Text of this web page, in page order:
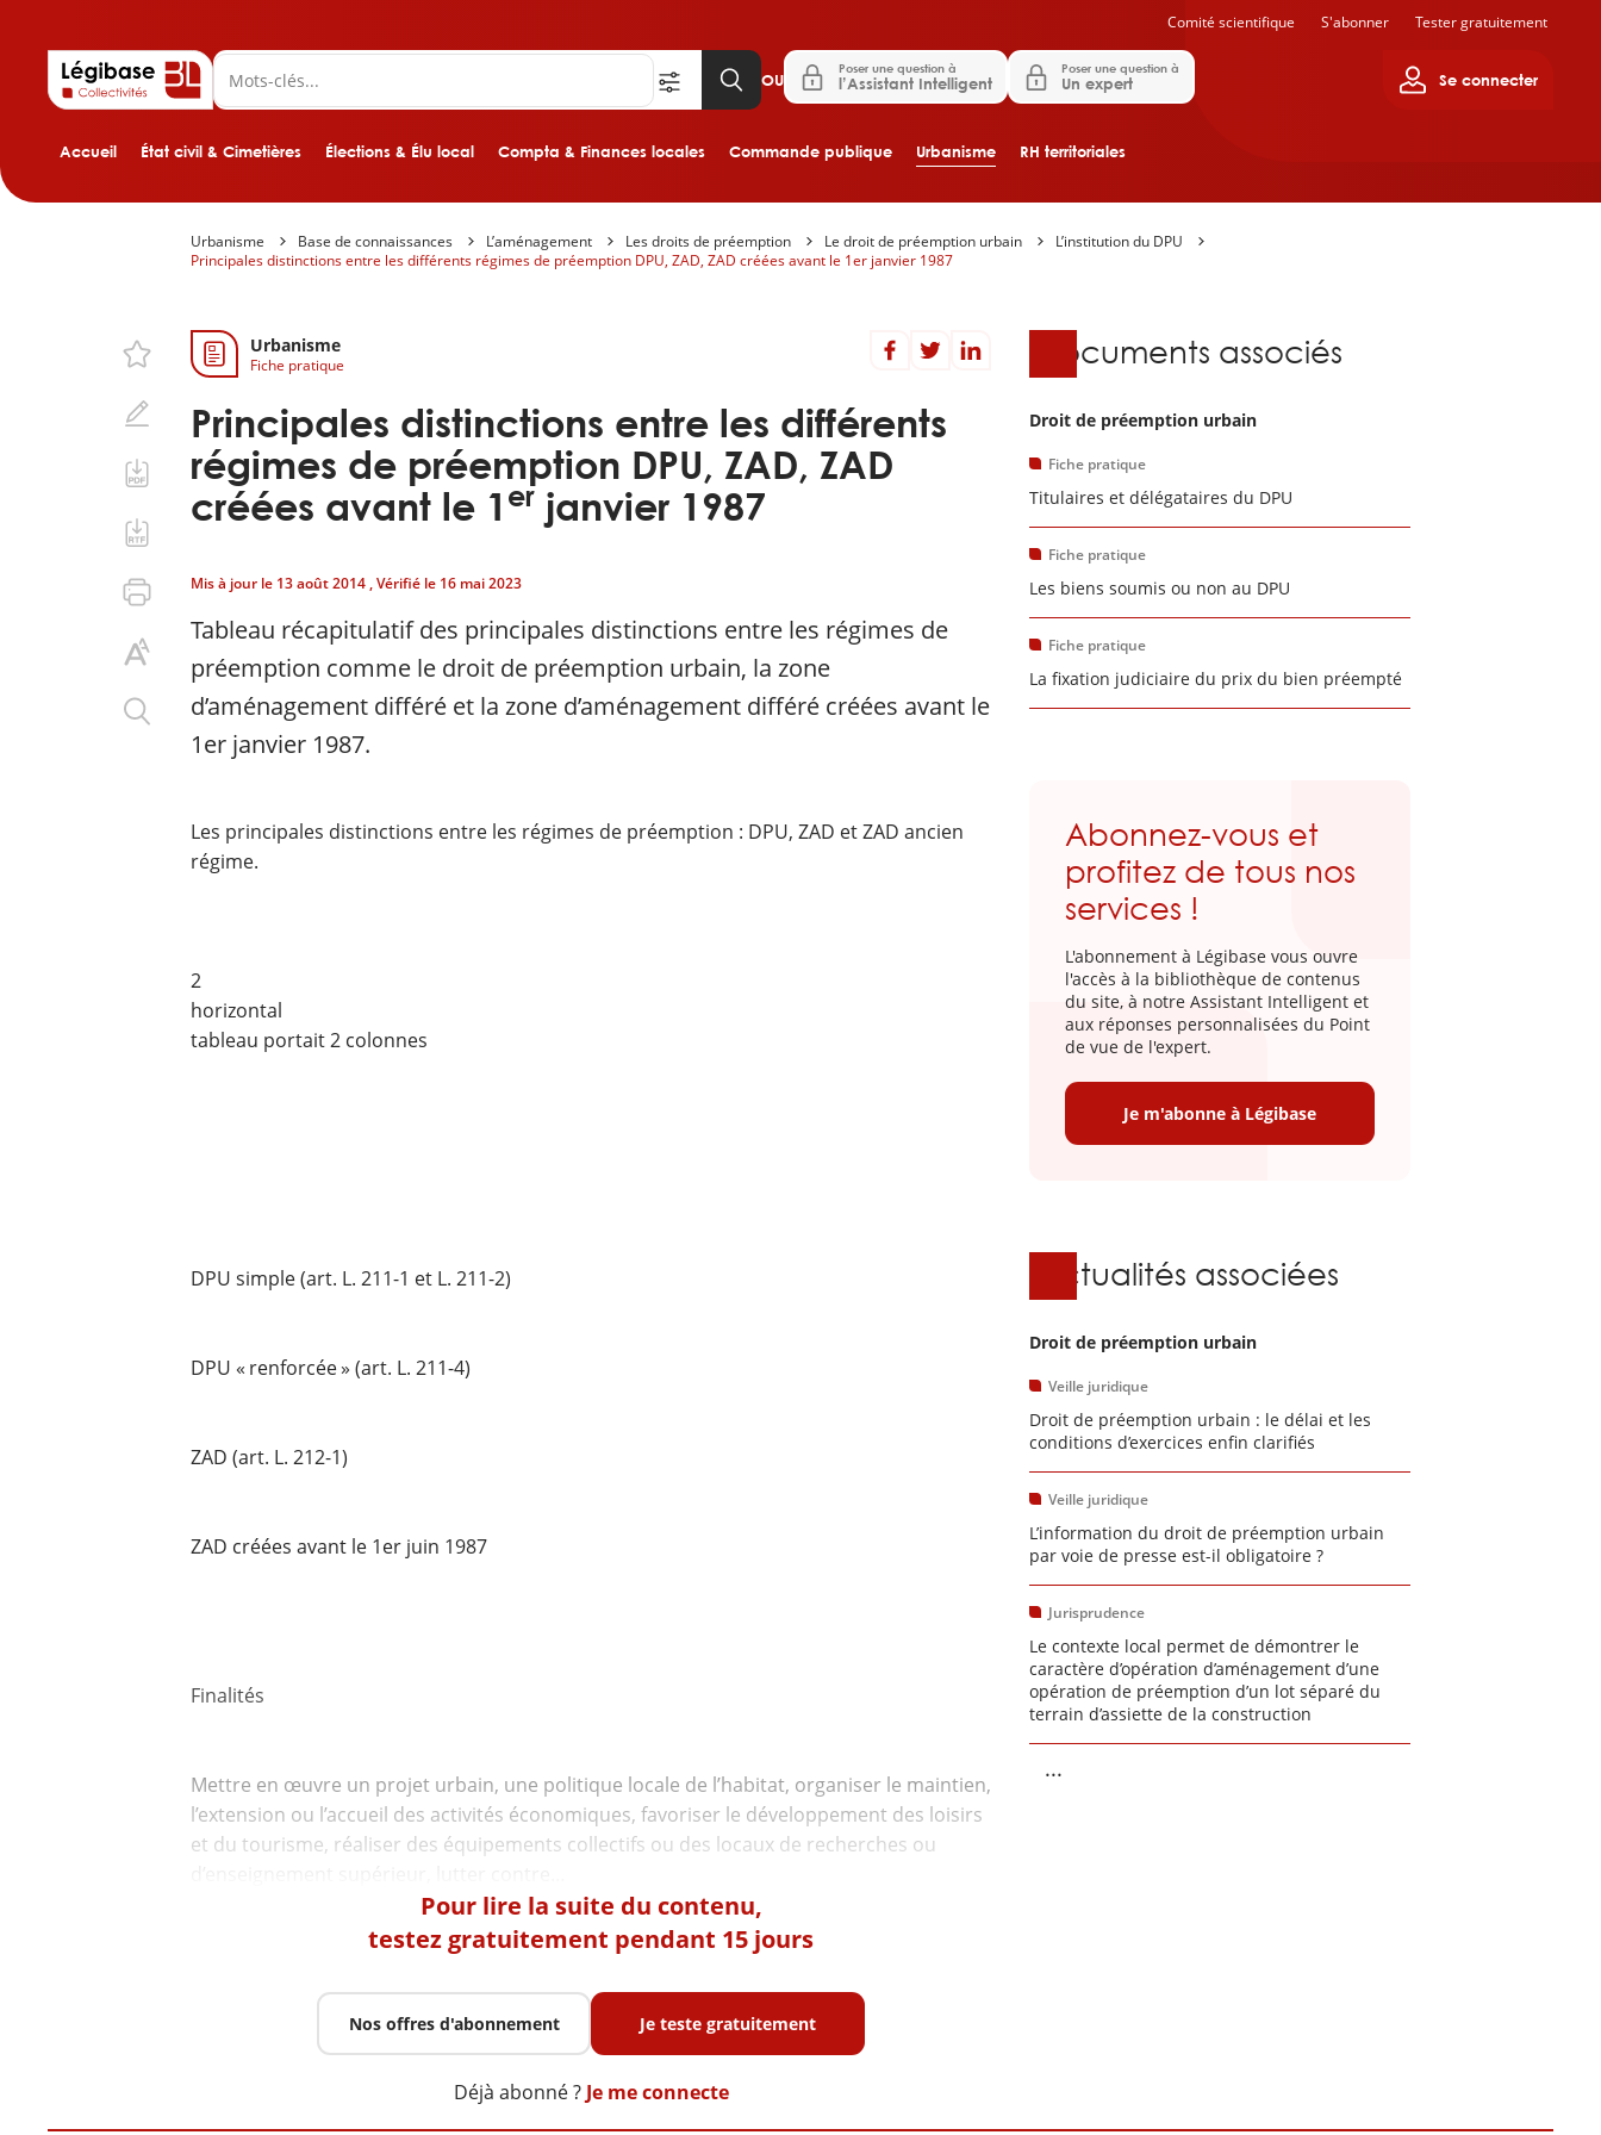
Aller au contenu principal
Accueil État civil & Cimetières Élections & Élu local Compta & Finances locales Commande publique Urbanisme RH territoriales
OU
Poser une question à
l’Assistant Intelligent
Poser une question à
Un expert Se connecter
Comité scientifique S'abonner Tester gratuitement
Urbanisme Base de connaissances L’aménagement Les droits de préemption Le droit de préemption urbain
L’institution du DPU
Principales distinctions entre les différents régimes de préemption DPU, ZAD, ZAD créées avant le 1er janvier 1987
Urbanisme
Fiche pratique
Principales distinctions entre les différents
régimes de préemption DPU, ZAD, ZAD
créées avant le 1 er janvier 1987
Mis à jour le 13 août 2014 , Vérifié le 16 mai 2023
Tableau récapitulatif des principales distinctions entre les régimes de
préemption comme le droit de préemption urbain, la zone
d’aménagement différé et la zone d’aménagement différé créées avant le
1er janvier 1987.
Les principales distinctions entre les régimes de préemption : DPU, ZAD et ZAD ancien
régime.
2
horizontal
tableau portait 2 colonnes
DPU simple (art. L. 211-1 et L. 211-2)
DPU « renforcée » (art. L. 211-4)
ZAD (art. L. 212-1)
ZAD créées avant le 1er juin 1987
Finalités
Mettre en œuvre un projet urbain, une politique locale de l’habitat, organiser le maintien,
l’extension ou l’accueil des activités économiques, favoriser le développement des loisirs
et du tourisme, réaliser des équipements collectifs ou des locaux de recherches ou
Pour lire la suite du contenu,
testez gratuitement pendant 15 jours
Nos offres d'abonnement Je teste gratuitement
Déjà abonné ? Je me connecte
Documents associés
Droit de préemption urbain
Fiche pratique
Titulaires et délégataires du DPU
Fiche pratique
Les biens soumis ou non au DPU
Fiche pratique
La fixation judiciaire du prix du bien préempté
Abonnez-vous et
profitez de tous nos
services !
L'abonnement à Légibase vous ouvre
l'accès à la bibliothèque de contenus
du site, à notre Assistant Intelligent et
aux réponses personnalisées du Point
de vue de l'expert.
Je m'abonne à Légibase
Actualités associées
Droit de préemption urbain
Veille juridique
Droit de préemption urbain : le délai et les
conditions d’exercices enfin clarifiés
Veille juridique
L’information du droit de préemption urbain
par voie de presse est-il obligatoire ?
Jurisprudence
Le contexte local permet de démontrer le
caractère d’opération d’aménagement d’une
opération de préemption d’un lot séparé du
terrain d’assiette de la construction
...